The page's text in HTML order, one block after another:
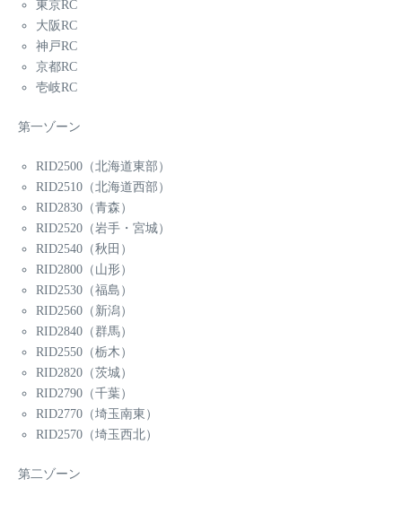
東京RC
大阪RC
神戸RC
京都RC
壱岐RC
第一ゾーン
RID2500（北海道東部）
RID2510（北海道西部）
RID2830（青森）
RID2520（岩手・宮城）
RID2540（秋田）
RID2800（山形）
RID2530（福島）
RID2560（新潟）
RID2840（群馬）
RID2550（栃木）
RID2820（茨城）
RID2790（千葉）
RID2770（埼玉南東）
RID2570（埼玉西北）
第二ゾーン